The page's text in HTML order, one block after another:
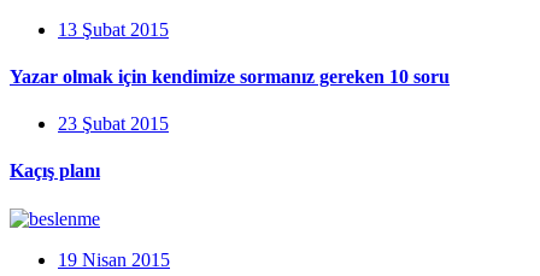
13 Şubat 2015
Yazar olmak için kendimize sormanız gereken 10 soru
23 Şubat 2015
Kaçış planı
19 Nisan 2015